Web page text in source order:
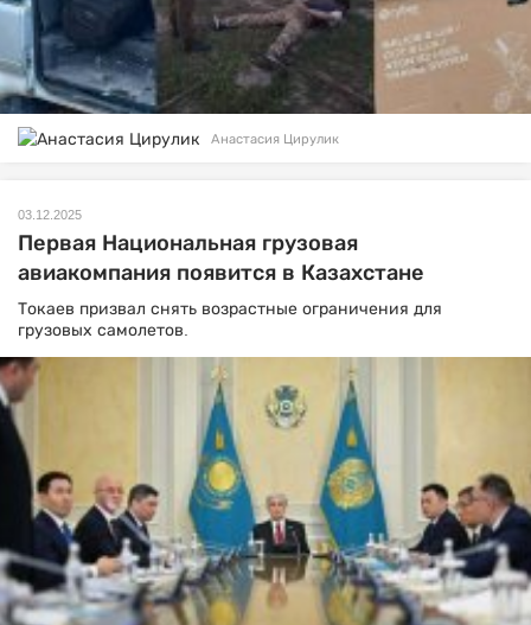
Анастасия Цирулик
03.12.2025
Первая Национальная грузовая
авиакомпания появится в Казахстане
Токаев призвал снять возрастные ограничения для
грузовых самолетов.